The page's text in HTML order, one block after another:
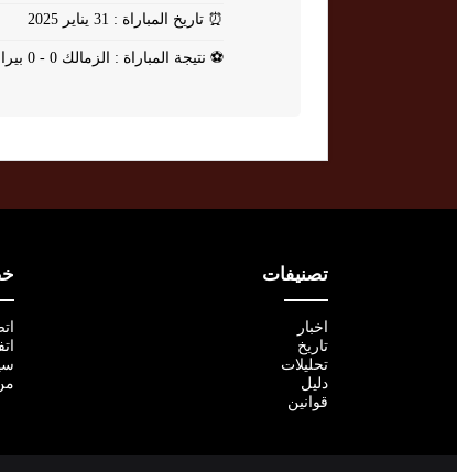
⏰ تاريخ المباراة : 31 يناير 2025
⚽ نتيجة المباراة : الزمالك 0 - 0 بيراميدز
تصنيفات
اخبار
تاريخ
تحليلات
دليل
قوانين